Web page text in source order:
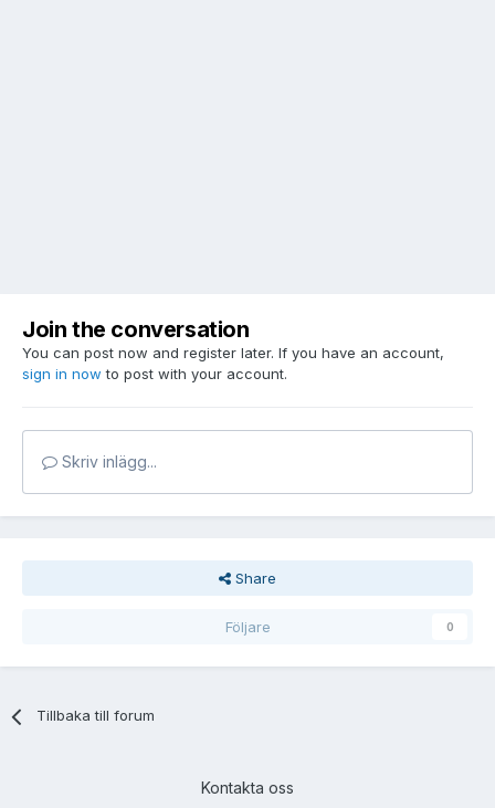
Join the conversation
You can post now and register later. If you have an account,
sign in now to post with your account.
Skriv inlägg...
Share
Följare 0
Tillbaka till forum
Kontakta oss